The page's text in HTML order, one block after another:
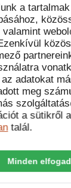
a
adatokat
meg
a sütikről
talál.
Minden
Biomaster,
bevonattal